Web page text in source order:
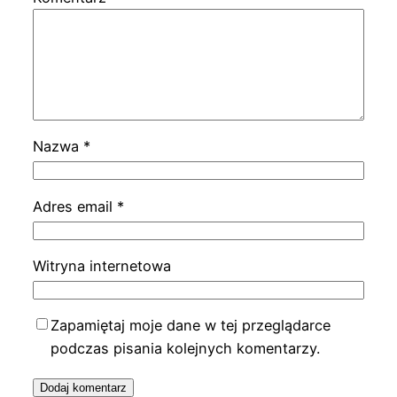
Nazwa *
Adres email *
Witryna internetowa
Zapamiętaj moje dane w tej przeglądarce
podczas pisania kolejnych komentarzy.